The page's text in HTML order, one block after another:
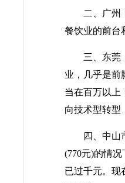
二、广州
餐饮业的前台
三、东莞
业，几乎是前
当在百万以上
向技术型转型
四、中山
(770元)的情况
已过千元。现